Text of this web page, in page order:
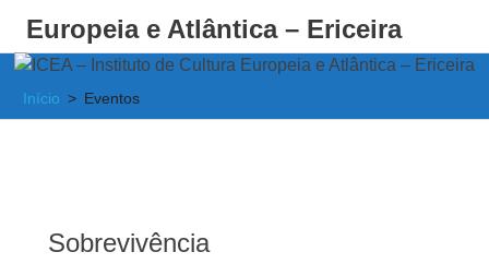
Europeia e Atlântica – Ericeira
Instituto
Cultura
Início Eventos
Sobrevivência